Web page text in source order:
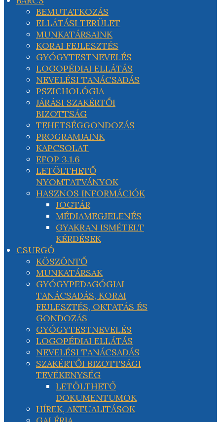
BEMUTATKOZÁS
ELLÁTÁSI TERÜLET
MUNKATÁRSAINK
KORAI FEJLESZTÉS
GYÓGYTESTNEVELÉS
LOGOPÉDIAI ELLÁTÁS
NEVELÉSI TANÁCSADÁS
PSZICHOLÓGIA
JÁRÁSI SZAKÉRTŐI
BIZOTTSÁG
TEHETSÉGGONDOZÁS
PROGRAMJAINK
KAPCSOLAT
EFOP 3.1.6
LETÖLTHETŐ
NYOMTATVÁNYOK
HASZNOS INFORMÁCIÓK
JOGTÁR
MÉDIAMEGJELENÉS
GYAKRAN ISMÉTELT
KÉRDÉSEK
CSURGÓ
KÖSZÖNTŐ
MUNKATÁRSAK
GYÓGYPEDAGÓGIAI
TANÁCSADÁS, KORAI
FEJLESZTÉS, OKTATÁS ÉS
GONDOZÁS
GYÓGYTESTNEVELÉS
LOGOPÉDIAI ELLÁTÁS
NEVELÉSI TANÁCSADÁS
SZAKÉRTŐI BIZOTTSÁGI
TEVÉKENYSÉG
LETÖLTHETŐ
DOKUMENTUMOK
HÍREK, AKTUALITÁSOK